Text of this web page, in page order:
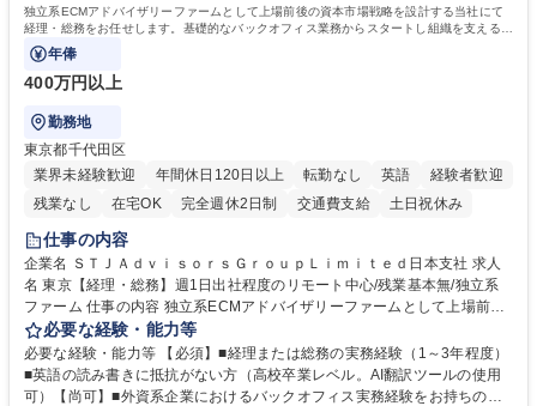
独立系ECMアドバイザリーファームとして上場前後の資本市場戦略を設計する当社にて
経理・総務をお任せします。基礎的なバックオフィス業務からスタートし組織を支える専
任担当として広く活躍できる環境です。
年俸
400万円以上
勤務地
東京都千代田区
業界未経験歓迎
年間休日120日以上 転勤なし 英語
経験者歓迎
残業なし
在宅OK 完全週休2日制 交通費支給 土日祝休み
仕事の内容
企業名 ＳＴＪＡｄｖｉｓｏｒｓＧｒｏｕｐＬｉｍｉｔｅｄ日本支社 求人
名 東京【経理・総務】週1日出社程度のリモート中心/残業基本無/独立系
ファーム 仕事の内容 独立系ECMアドバイザリーファームとして上場前後
の資本市場戦略を設計する当社にて経理・総務をお任せします。基礎的な
バックオフィス業務からスタートし組織を支える専任担当として広く活躍
できる環境です。 ■日常経理、月次および年次決算サポート業務 ■本国
（グローバル）との英文メール対応（AI翻訳ツール等を使用しての対応で
必要な経験・能力等
必要な経験・能力等 【必須】■経理または総務の実務経験（1～3年程度）
■英語の読み書きに抵抗がない方（高校卒業レベル。AI翻訳ツールの使用
可）【尚可】■外資系企業におけるバックオフィス実務経験をお持ちの方